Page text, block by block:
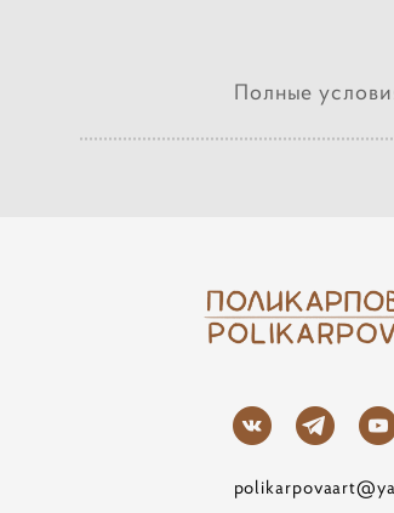
Полные